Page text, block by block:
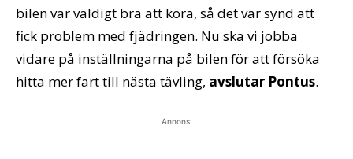
bilen var väldigt bra att köra, så det var synd att
fick problem med fjädringen. Nu ska vi jobba
vidare på inställningarna på bilen för att försöka
hitta mer fart till nästa tävling, avslutar Pontus.
Annons: